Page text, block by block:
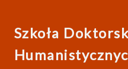
Szkoła